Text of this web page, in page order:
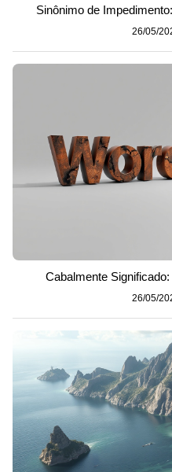
Sinônimo de
26/05/
Cabalmente
26/05/